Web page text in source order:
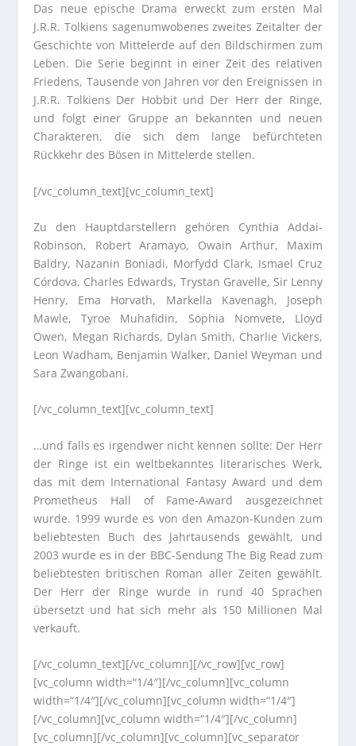
Das neue epische Drama erweckt zum ersten Mal
J.R.R. Tolkiens sagenumwobenes zweites Zeitalter der
Geschichte von Mittelerde auf den Bildschirmen zum
Leben. Die Serie beginnt in einer Zeit des relativen
Friedens, Tausende von Jahren vor den Ereignissen in
J.R.R. Tolkiens Der Hobbit und Der Herr der Ringe,
und folgt einer Gruppe an bekannten und neuen
Charakteren, die sich dem lange befürchteten
Rückkehr des Bösen in Mittelerde stellen.
[/vc_column_text][vc_column_text]
Zu den Hauptdarstellern gehören Cynthia Addai-
Robinson, Robert Aramayo, Owain Arthur, Maxim
Baldry, Nazanin Boniadi, Morfydd Clark, Ismael Cruz
Córdova, Charles Edwards, Trystan Gravelle, Sir Lenny
Henry, Ema Horvath, Markella Kavenagh, Joseph
Mawle, Tyroe Muhafidin, Sophia Nomvete, Lloyd
Owen, Megan Richards, Dylan Smith, Charlie Vickers,
Leon Wadham, Benjamin Walker, Daniel Weyman und
Sara Zwangobani.
[/vc_column_text][vc_column_text]
…und falls es irgendwer nicht kennen sollte: Der Herr
der Ringe ist ein weltbekanntes literarisches Werk,
das mit dem International Fantasy Award und dem
Prometheus Hall of Fame-Award ausgezeichnet
wurde. 1999 wurde es von den Amazon-Kunden zum
beliebtesten Buch des Jahrtausends gewählt, und
2003 wurde es in der BBC-Sendung The Big Read zum
beliebtesten britischen Roman aller Zeiten gewählt.
Der Herr der Ringe wurde in rund 40 Sprachen
übersetzt und hat sich mehr als 150 Millionen Mal
verkauft.
[/vc_column_text][/vc_column][/vc_row][vc_row]
[vc_column width=“1/4″][/vc_column][vc_column
width=“1/4″][/vc_column][vc_column width=“1/4″]
[/vc_column][vc_column width=“1/4″][/vc_column]
[vc_column][/vc_column][vc_column][vc_separator